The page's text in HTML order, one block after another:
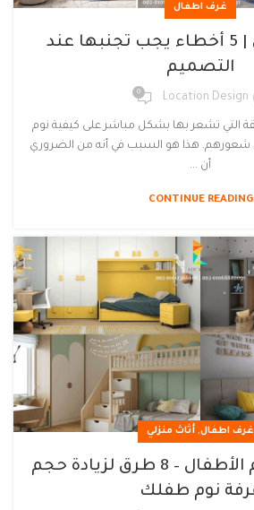
غرف اطفال
غرفة الأطفال | 5 أخطاء يجب تجنبها عند
التصميم
Location Design
0
التي تشعر بها بشكل مباشر على كيفية نوم
شعورهم. هذا هو السبب في أنه من الضروري
أن ...
CONTINUE READING
غرف اطفال, أثاث منزلي
أفكار لـ غرف نوم الأطفال – 8 طرق لزيادة حجم
نوم طفلك